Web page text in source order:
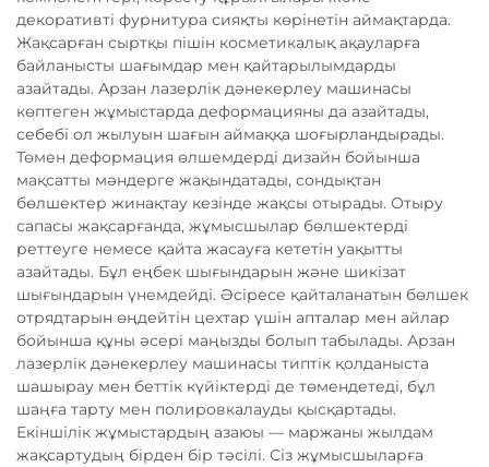
декоративті фурнитура сияқты көрінетін аймақтарда.
Жақсарған сыртқы пішін косметикалық ақауларға
байланысты шағымдар мен қайтарылымдарды
азайтады. Арзан лазерлік дәнекерлеу машинасы
көптеген жұмыстарда деформацияны да азайтады,
себебі ол жылуын шағын аймаққа шоғырландырады.
Төмен деформация өлшемдерді дизайн бойынша
мақсатты мәндерге жақындатады, сондықтан
бөлшектер жинақтау кезінде жақсы отырады. Отыру
сапасы жақсарғанда, жұмысшылар бөлшектерді
реттеуге немесе қайта жасауға кететін уақытты
азайтады. Бұл еңбек шығындарын және шикізат
шығындарын үнемдейді. Әсіресе қайталанатын бөлшек
отрядтарын өңдейтін цехтар үшін апталар мен айлар
бойынша құны әсері маңызды болып табылады. Арзан
лазерлік дәнекерлеу машинасы типтік қолданыста
шашырау мен беттік күйіктерді де төмендетеді, бұл
шаңға тарту мен полировкалауды қысқартады.
Екіншілік жұмыстардың азаюы — маржаны жылдам
жақсартудың бірден бір тәсілі. Сіз жұмысшыларға